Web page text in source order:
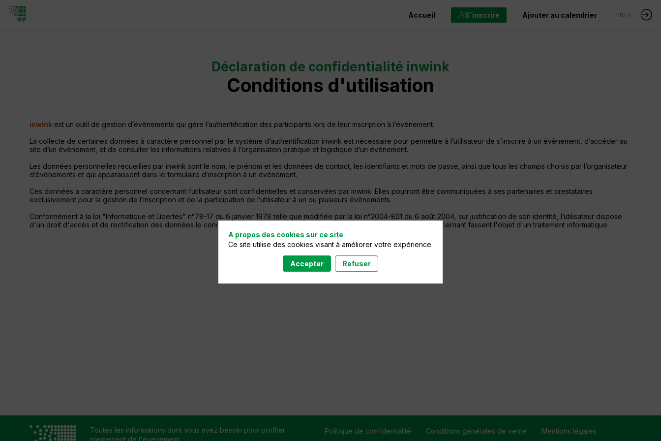
Accueil S'inscrire Ajouter au calendrier FR
Déclaration de confidentialité inwink
Conditions d'utilisation
inwink est un outil de gestion d’évènements qui gère l’authentification des participants lors de leur inscription à l’évènement.
La collecte de certaines données à caractère personnel par le système d’authentification inwink est nécessaire pour permettre à l’utilisateur de s’inscrire à un évènement, d’accéder au
site d’un évènement, et de consulter les informations relatives à l’organisation pratique et logistique d’un évènement.
Les données personnelles recueillies par inwink sont le nom, le prénom et les données de contact, les identifiants et mots de passe, ainsi que tous les champs choisis par l’organisateur
d’évènements et qui apparaissent dans le formulaire d’inscription à un évènement.
Ces données à caractère personnel concernant l’utilisateur sont confidentielles et conservées par inwink. Elles pourront être communiquées à ses partenaires et prestataires
exclusivement pour la gestion de l’inscription et de la participation de l’utilisateur à un ou plusieurs évènements.
Conformément à la loi "Informatique et Libertés" n°78-17 du 6 janvier 1978 telle que modifiée par la loi n°2004-801 du 6 août 2004, sur justification de son identité, l’utilisateur dispose
d'un droit d'accès et de rectification des données le concernant, ainsi que du droit de s’opposer à ce que les données le concernant fassent l'objet d'un traitement informatique
Toutes les informations dont vous avez besoin pour profiter
pleinement de l'événement.
Politique de confidentialité Conditions générales de vente Mentions légales
A propos des cookies sur ce site
Ce site utilise des cookies visant à améliorer votre expérience.
Accepter Refuser